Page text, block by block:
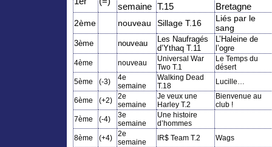
semaine T.15
Bretagne
2ème nouveau Sillage T.16
Liés par le
sang
3ème nouveau
Les Naufragés
d’Ythaq T.11
L’Haleine de
l’ogre
4ème nouveau
Universal War
Two T.1
Le Temps du
désert
5ème
(-3)
4e
semaine
Walking Dead
T.18
Lucille…
6ème (+2)
2e
semaine
Je veux une
Harley T.2
Bienvenue au
club !
7ème
(-4)
3e
semaine
Une histoire
d’hommes
8ème
(+4)
2e
semaine
IR$ Team T.2 Wags